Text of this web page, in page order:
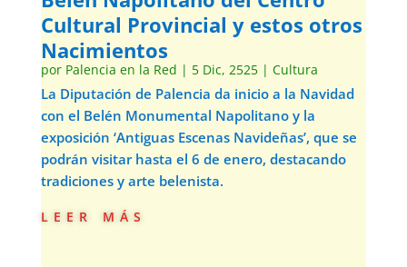
Cultural Provincial y estos otros
Nacimientos
por Palencia en la Red | 5 Dic, 2525| Cultura
La Diputación de Palencia da inicio a la Navidad
con el Belén Monumental Napolitano y la
exposición ‘Antiguas Escenas Navideñas’, que se
podrán visitar hasta el 6 de enero, destacando
tradiciones y arte belenista.
leer más